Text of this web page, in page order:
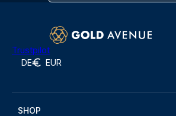
Trustpilot
DE EUR
SHOP